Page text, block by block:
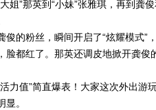
姐”那英到“小妹”张雅琪，再到龚
俊的粉丝，瞬间开启了“炫耀模式
脸都红了。那英还调皮地掀开龚
力值”简直爆表！大家这次外出
。